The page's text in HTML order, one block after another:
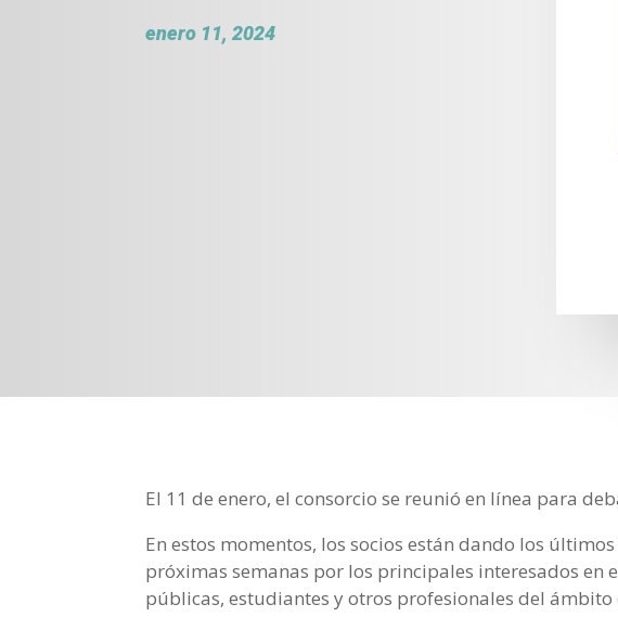
enero 11, 2024
El 11 de enero, el consorcio se reunió en línea para
En estos momentos, los socios están dando los
próximas semanas por los principales interesados en
públicas, estudiantes y otros profesionales del